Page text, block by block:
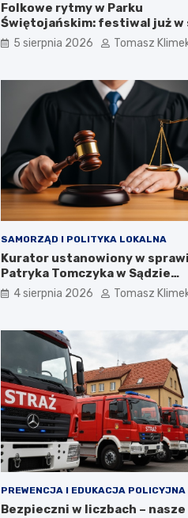
Folkowe rytmy w Parku
Świętojańskim: festiwal już w
5 sierpnia 2026 Tomasz
SAMORZĄD I POLITYKA LOKALNA
Kurator ustanowiony w
Patryka Tomczyka w Sądzie
Rejonowym w Legionowie
4 sierpnia 2026 Tomasz
PREWENCJA I EDUKACJA POLICYJNA
Bezpieczni w liczbach – nasze